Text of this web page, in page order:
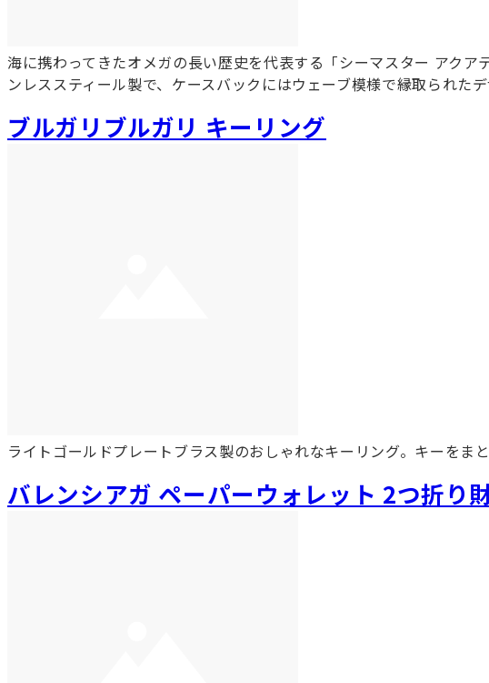
海に携わってきたオメガの長い歴史を代表する「シーマスター アク
ンレススティール製で、ケースバックにはウェーブ模様で縁取られたデ
ブルガリブルガリ キーリング
ライトゴールドプレートブラス製のおしゃれなキーリング。キーをま
バレンシアガ ペーパーウォレット 2つ折り